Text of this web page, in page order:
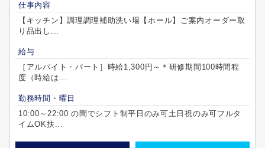
仕事内容
【キッチン】調理調理補助洗い場【ホール】ご案内オーダー取
り品出し...
給与
［アルバイト・パート］時給1,300円～＊研修期間100時間程
度（時給は...
勤務時間・曜日
10:00～22:00 の間でシフト制平日のみ可土日祝のみ可フルタ
イムOK扶...